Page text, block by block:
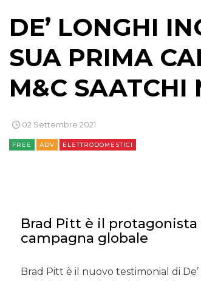
DE’ LONGHI
SUA PRIMA
M&C SAATCHI
02 Settembre 2021
FREE ADV ELETTRODOMESTICI
Brad Pitt è il protagonista
campagna globale
Brad Pitt è il nuovo testimonial di